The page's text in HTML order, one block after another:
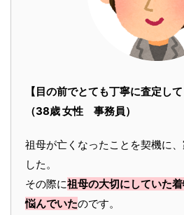
【目の前でとても丁寧に査定して
（38歳 女性 事務員）
祖母が亡くなったことを契機に
した。
その際に祖母の大切にしていた
悩んでいたのです。